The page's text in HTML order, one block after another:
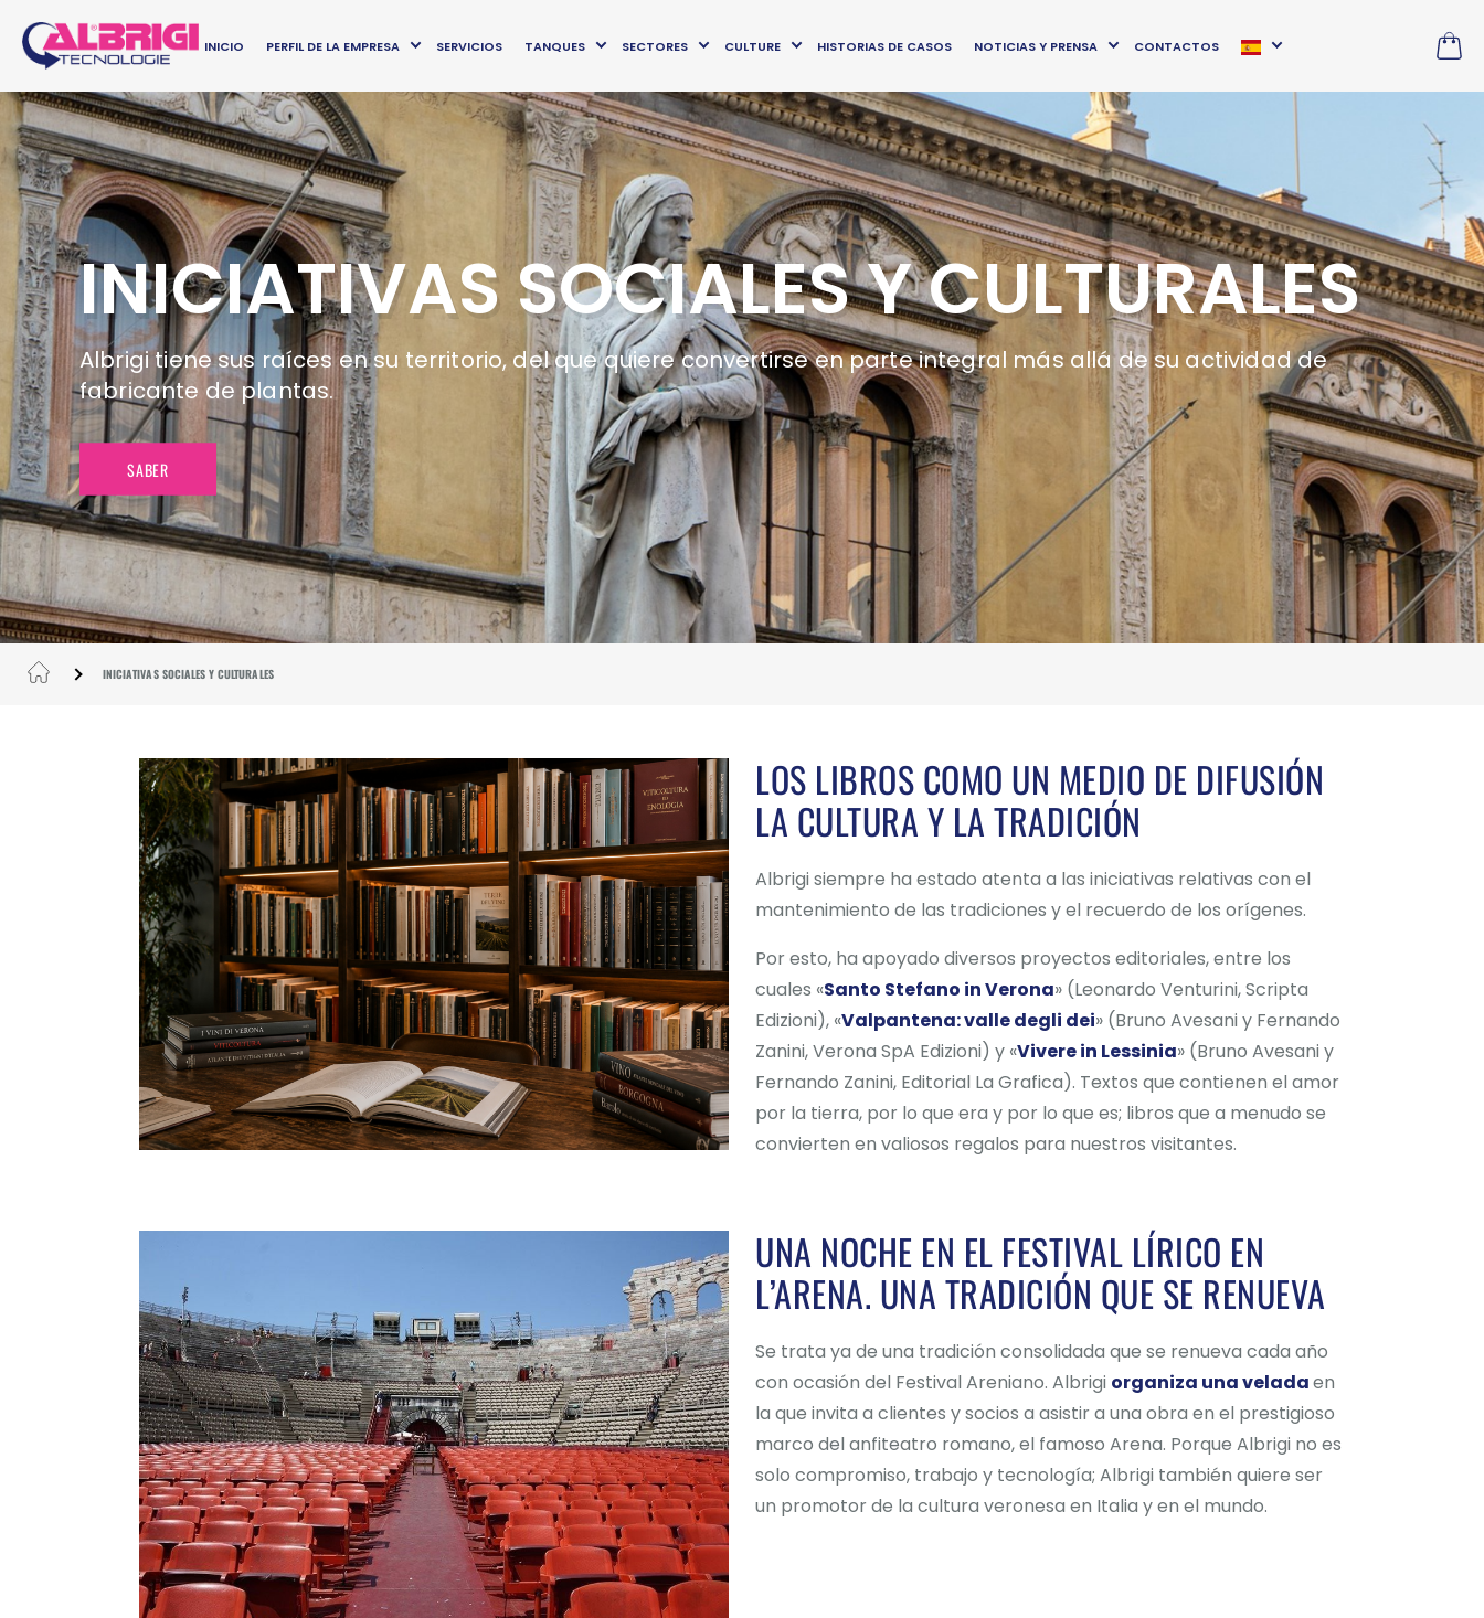
INICIO PERFIL DE LA EMPRESA SERVICIOS TANQUES SECTORES CULTURE HISTORIAS DE CASOS NOTICIAS Y PRENSA CONTACTOS
INICIATIVAS SOCIALES Y CULTURALES
Albrigi tiene sus raíces en su territorio, del que quiere convertirse en parte integral más allá de su actividad de
fabricante de plantas.
SABER
INICIATIVAS SOCIALES Y CULTURALES
LOS LIBROS COMO UN MEDIO DE DIFUSIÓN
LA CULTURA Y LA TRADICIÓN
Albrigi siempre ha estado atenta a las iniciativas relativas con el
mantenimiento de las tradiciones y el recuerdo de los orígenes.
Por esto, ha apoyado diversos proyectos editoriales, entre los
cuales «Santo Stefano in Verona» (Leonardo Venturini, Scripta
Edizioni), «Valpantena: valle degli dei» (Bruno Avesani y Fernando
Zanini, Verona SpA Edizioni) y «Vivere in Lessinia» (Bruno Avesani y
Fernando Zanini, Editorial La Grafica). Textos que contienen el amor
por la tierra, por lo que era y por lo que es; libros que a menudo se
convierten en valiosos regalos para nuestros visitantes.
UNA NOCHE EN EL FESTIVAL LÍRICO EN
L’ARENA. UNA TRADICIÓN QUE SE RENUEVA
Se trata ya de una tradición consolidada que se renueva cada año
con ocasión del Festival Areniano. Albrigi organiza una veladaen
la que invita a clientes y socios a asistir a una obra en el prestigioso
marco del anfiteatro romano, el famoso Arena. Porque Albrigi no es
solo compromiso, trabajo y tecnología; Albrigi también quiere ser
un promotor de la cultura veronesa en Italia y en el mundo.